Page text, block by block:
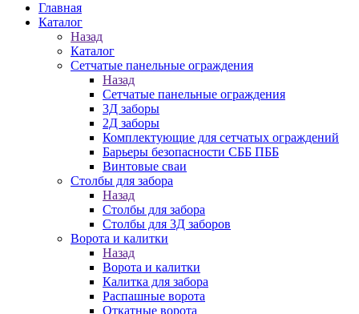
Главная
Каталог
Назад
Каталог
Сетчатые панельные ограждения
Назад
Сетчатые панельные ограждения
3Д заборы
2Д заборы
Комплектующие для сетчатых ограждений
Барьеры безопасности СББ ПББ
Винтовые сваи
Столбы для забора
Назад
Столбы для забора
Столбы для 3Д заборов
Ворота и калитки
Назад
Ворота и калитки
Калитка для забора
Распашные ворота
Откатные ворота